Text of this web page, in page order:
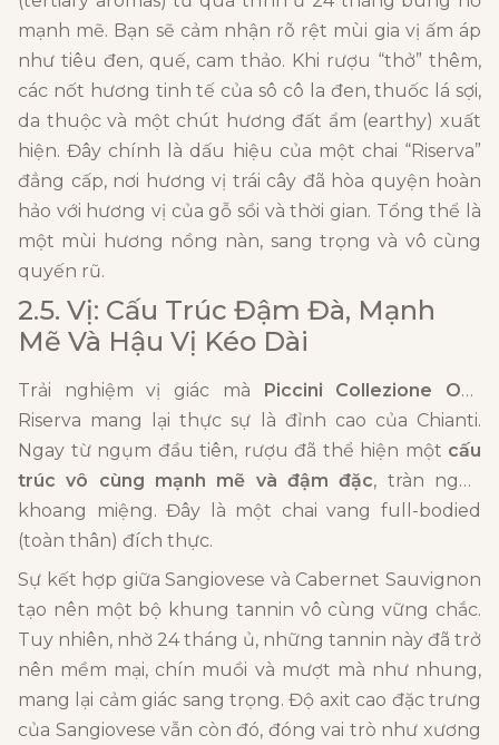
mạnh mẽ. Bạn sẽ cảm nhận rõ rệt mùi gia vị ấm áp
như tiêu đen, quế, cam thảo. Khi rượu “thở” thêm,
các nốt hương tinh tế của sô cô la đen, thuốc lá sợi,
da thuộc và một chút hương đất ẩm (earthy) xuất
hiện. Đây chính là dấu hiệu của một chai “Riserva”
đẳng cấp, nơi hương vị trái cây đã hòa quyện hoàn
hảo với hương vị của gỗ sồi và thời gian. Tổng thể là
một mùi hương nồng nàn, sang trọng và vô cùng
quyến rũ.
2.5. Vị: Cấu Trúc Đậm Đà, Mạnh
Mẽ Và Hậu Vị Kéo Dài
Trải nghiệm vị giác mà Piccini Collezione Oro
Riserva mang lại thực sự là đỉnh cao của Chianti.
Ngay từ ngụm đầu tiên, rượu đã thể hiện một cấu
trúc vô cùng mạnh mẽ và đậm đặc, tràn ngập
khoang miệng. Đây là một chai vang full-bodied
(toàn thân) đích thực.
Sự kết hợp giữa Sangiovese và Cabernet Sauvignon
tạo nên một bộ khung tannin vô cùng vững chắc.
Tuy nhiên, nhờ 24 tháng ủ, những tannin này đã trở
nên mềm mại, chín muồi và mượt mà như nhung,
mang lại cảm giác sang trọng. Độ axit cao đặc trưng
của Sangiovese vẫn còn đó, đóng vai trò như xương